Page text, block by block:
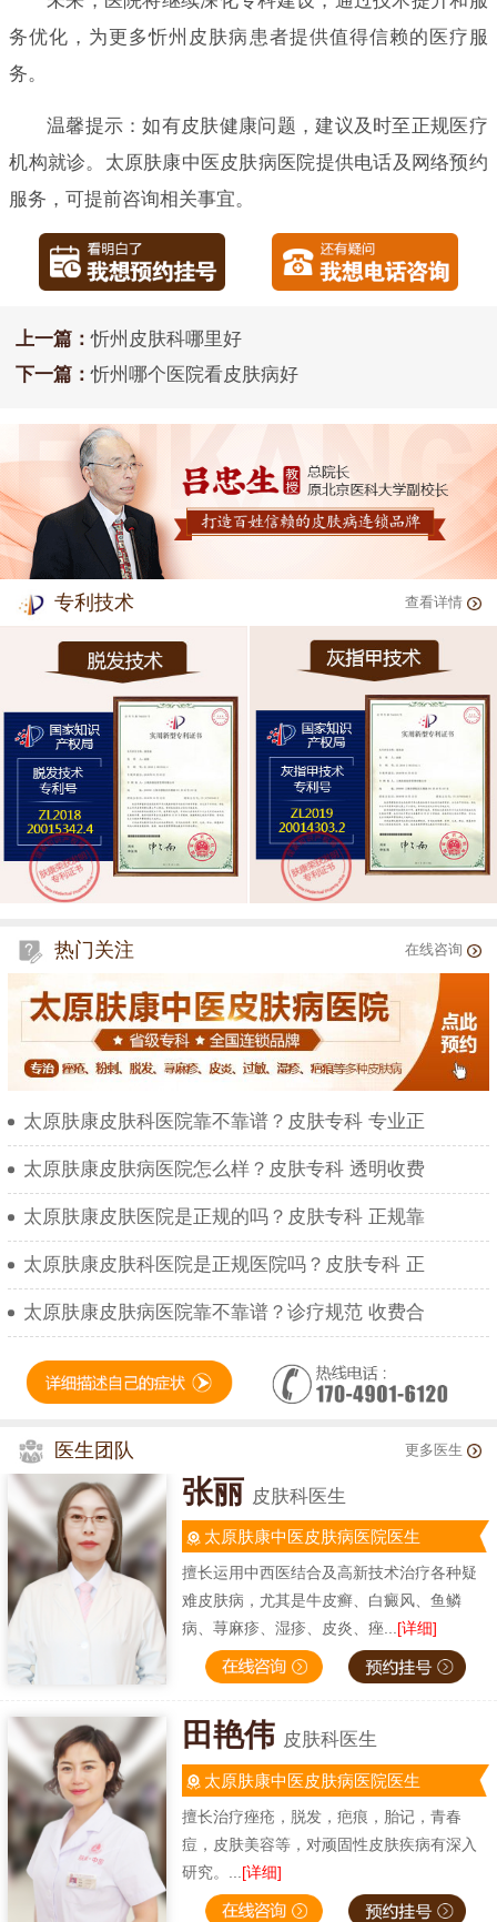
务优化，为更多忻州皮肤病患者提供值得信赖的医疗服
务。
温馨提示：如有皮肤健康问题，建议及时至正规医疗
机构就诊。太原肤康中医皮肤病医院提供电话及网络预约
服务，可提前咨询相关事宜。
上一篇：忻州皮肤科哪里好
下一篇：忻州哪个医院看皮肤病好
专利技术 查看详情
热门关注 在线咨询
太原肤康皮肤科医院靠不靠谱？皮肤专科 专业正
太原肤康皮肤病医院怎么样？皮肤专科 透明收费
太原肤康皮肤医院是正规的吗？皮肤专科 正规靠
太原肤康皮肤科医院是正规医院吗？皮肤专科 正
太原肤康皮肤病医院靠不靠谱？诊疗规范 收费合
医生团队 更多医生
张丽 皮肤科医生
太原肤康中医皮肤病医院医生
擅长运用中西医结合及高新技术治疗各种疑
难皮肤病，尤其是牛皮癣、白癜风、鱼鳞
病、荨麻疹、湿疹、皮炎、痤... [详细]
田艳伟 皮肤科医生
太原肤康中医皮肤病医院医生
擅长治疗痤疮，脱发，疤痕，胎记，青春
痘，皮肤美容等，对顽固性皮肤疾病有深入
研究。... [详细]